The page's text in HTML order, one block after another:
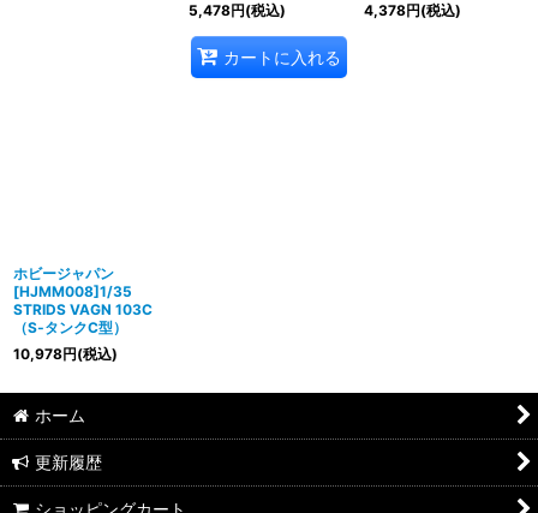
5,478円(税込)
カートに入れる
4,378円(税込)
ホビージャパン
[HJMM008]1/35
STRIDS VAGN 103C
（S‐タンクC型）
10,978円(税込)
ホーム
更新履歴